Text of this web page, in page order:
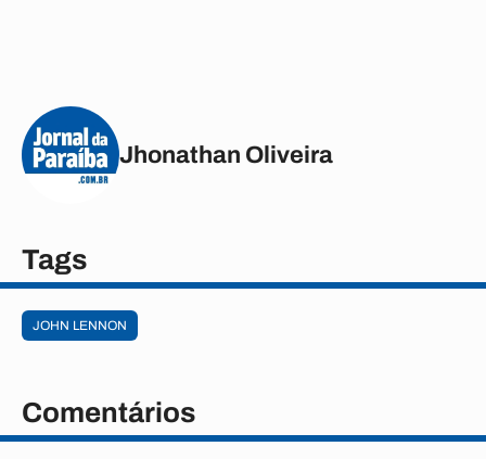
Jhonathan Oliveira
Tags
JOHN LENNON
Comentários